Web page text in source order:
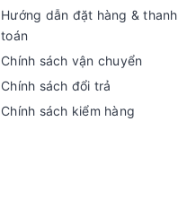
Hướng dẫn đặt hàng & thanh
toán
Chính sách vận chuyển
Chính sách đổi trả
Chính sách kiểm hàng